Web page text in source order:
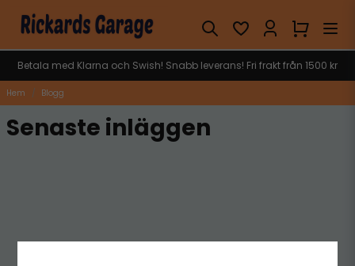
Betala med Klarna och Swish! Snabb leverans! Fri frakt från 1500 kr
Hem Blogg
Senaste inläggen